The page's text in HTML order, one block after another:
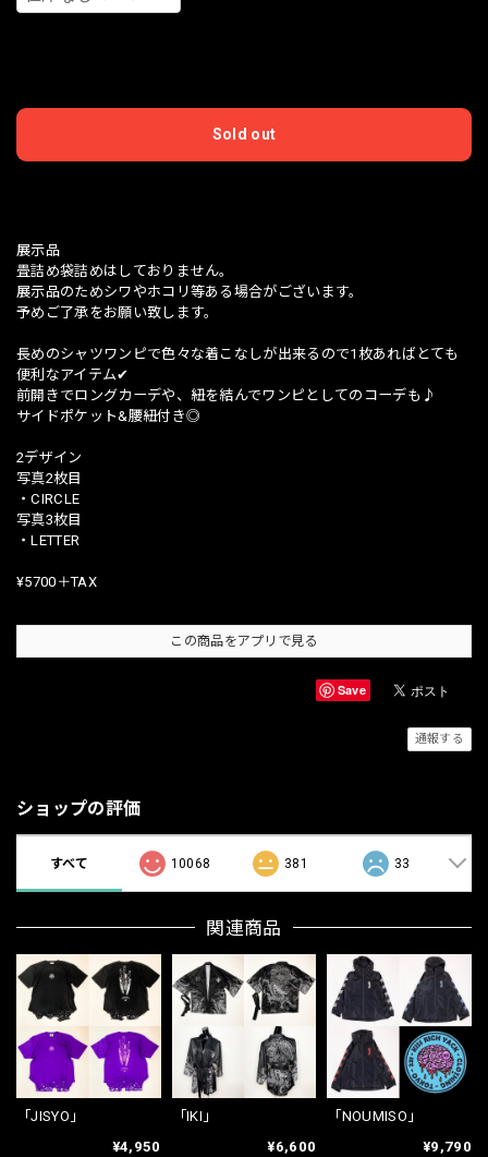
Sold out
展示品
畳詰め袋詰めはしておりません。
展示品のためシワやホコリ等ある場合がございます。
予めご了承をお願い致します。
長めのシャツワンピで色々な着こなしが出来るので1枚あればとても
便利なアイテム✔︎
前開きでロングカーデや、紐を結んでワンピとしてのコーデも♪
サイドポケット&腰紐付き◎
2デザイン
写真2枚目
・CIRCLE
写真3枚目
・LETTER
¥5700＋TAX
この商品をアプリで見る
Save
通報する
ショップの評価
すべて 10068 381 33
関連商品
「JISYO」
¥4,950
「IKI」
¥6,600
「NOUMISO」
¥9,790